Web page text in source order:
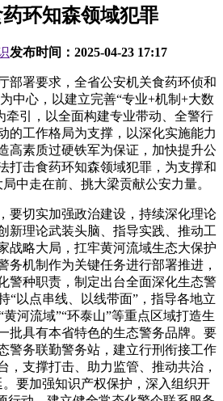
环知森领域犯罪
发布时间： 2025-04-23 17:17
署要求，全省公安机关食药环侦和
中心，以建立完善“专业+机制+大数
牵引，以全面构建专业带动、全警行
的工作格局为支撑，以深化实施能力
高素质过硬铁军为保证，加快提升公
打击食药环知森领域犯罪，为支撑和
中走在前、挑大梁贡献公安力量。
切实加强政治建设，持续深化理论
新理论武装头脑、指导实践、推动工
战略大局，扛牢黄河流域生态大保护
务机制作为关键任务进行部署推进，
警种职责，制定出台全面深化生态警
“以点串线、以线带面”，指导各地立
河流域”“环泰山”等重点区域打造生
批具有本省特色的生态警务品牌。要
警务联勤警务站，建立行刑衔接工作
，支撑打击、助力监管、推动共治，
要加强知识产权保护，深入组织开